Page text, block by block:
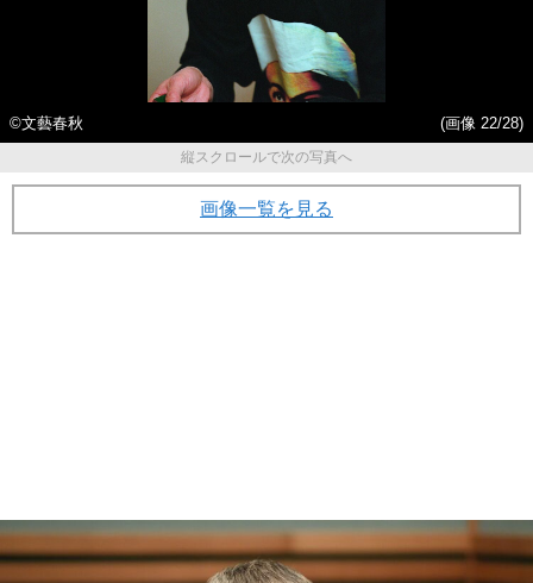
©️文藝春秋
(画像 22/28)
縦スクロールで次の写真へ
画像一覧を見る